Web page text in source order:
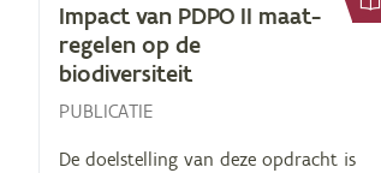
Im­pact van PDPO II maat­
re­ge­len op de
biodiversiteit
PUBLICATIE
De doelstelling van deze opdracht is